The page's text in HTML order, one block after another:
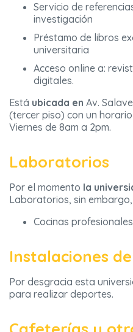
Servicio de
investigación
Préstamo de libros
universitaria
Acceso online a:
digitales.
Está ubicada en Av.
(tercer piso) con un
Viernes de 8am a 2pm.
Laboratorios
Por el momento la
Laboratorios, sin
Cocinas profesionales
Instalaciones
Por desgracia esta
para realizar deportes.